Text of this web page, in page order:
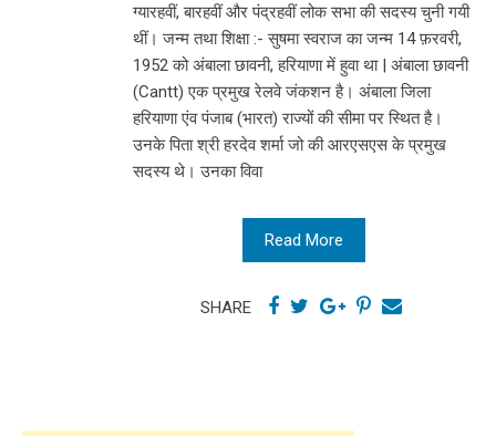
ग्यारहवीं, बारहवीं और पंद्रहवीं लोक सभा की सदस्य चुनी गयी
थीं। जन्म तथा शिक्षा :- सुषमा स्वराज का जन्म 14 फ़रवरी,
1952 को अंबाला छावनी, हरियाणा में हुवा था | अंबाला छावनी
(Cantt) एक प्रमुख रेलवे जंकशन है। अंबाला जिला
हरियाणा एंव पंजाब (भारत) राज्यों की सीमा पर स्थित है।
उनके पिता श्री हरदेव शर्मा जो की आरएसएस के प्रमुख
सदस्य थे। उनका विवा
Read More
SHARE